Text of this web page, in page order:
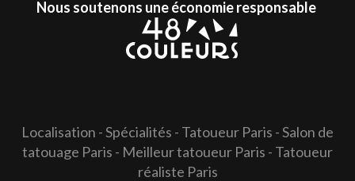
Nous soutenons une économie responsable
Localisation -Spécialités - Tatoueur Paris -Salon de
tatouage Paris - Meilleur tatoueur Paris - Tatoueur
réaliste Paris